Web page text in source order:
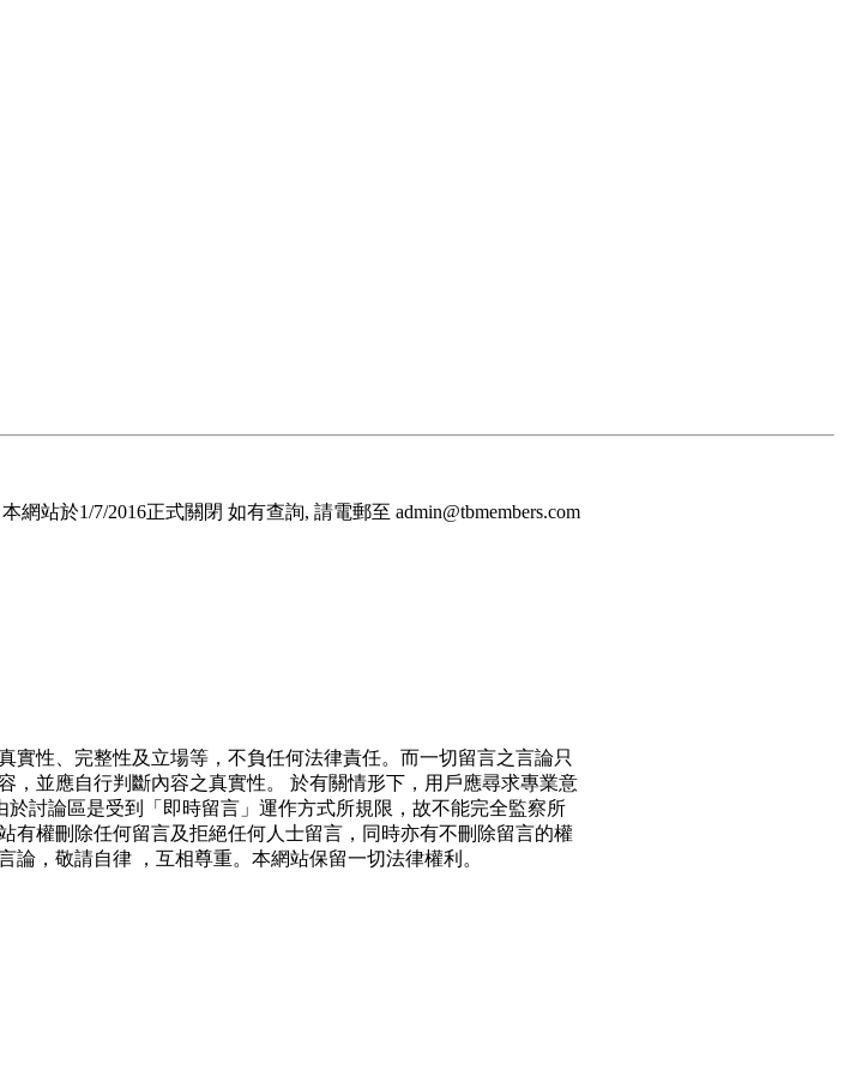
站於1/7/2016正式關閉 如有查詢, 請電郵至 admin@tbmembers.com
性、完整性及立場等，不負任何法律責任。而一切留言之言論只
，並應自行判斷內容之真實性。 於有關情形下，用戶應尋求專業意
討論區是受到「即時留言」運作方式所規限，故不能完全監察所
有權刪除任何留言及拒絕任何人士留言，同時亦有不刪除留言的權
，敬請自律 ，互相尊重。本網站保留一切法律權利。